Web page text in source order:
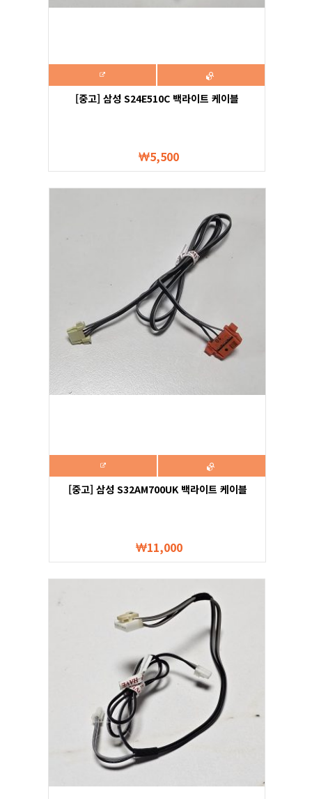
[중고] 삼성 S24E510C 백라이트 케이블
5,500
[중고] 삼성 S32AM700UK 백라이트 케이블
11,000